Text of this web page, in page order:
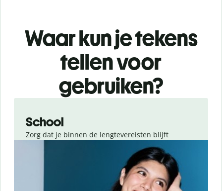
Waar kun je tekens
tellen voor
gebruiken?
School
Zorg dat je binnen de lengtevereisten blijft